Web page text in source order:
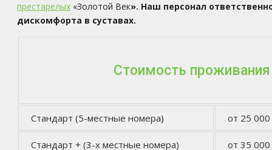
престарелых «Золотой Век». Наш персонал
дискомфорта в суставах.
Стоимость проживания
Стандарт (5-местные номера) от 25 000
Стандарт + (3-х местные номера) от 35 000